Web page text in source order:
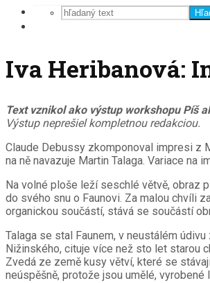
Iva Heribanová:
Text vznikol ako výstup workshopu Píš
Výstup neprešiel kompletnou redakciou.
Claude Debussy zkomponoval impresi z
na ně navazuje Martin Talaga. Variace na
Na volné ploše leží seschlé větvě, obraz
do svého snu o Faunovi. Za malou chvíli
organickou součástí, stává se součástí
Talaga se stal Faunem, v neustálém
Nižinského, cituje více než sto let starou
Zvedá ze země kusy větví, které se
neúspěšně, protože jsou umělé, vyrobené